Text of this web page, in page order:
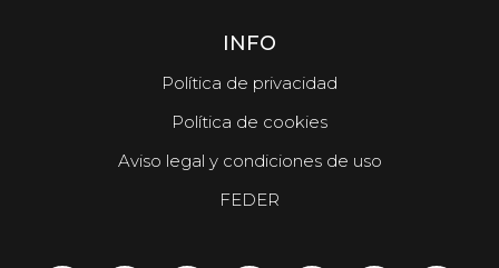
INFO
Política de privacidad
Política de cookies
Aviso legal y condiciones de uso
FEDER